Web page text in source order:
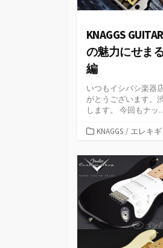
KNAGGS
の魅力にせま
編
いつもイシバシ楽器
がとうございます。
します。 今回もナッ...
カ
ゴ
リ
ー
KNAGGS / エレキ